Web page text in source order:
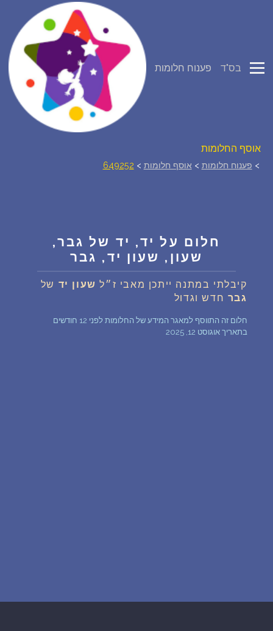
פענוח חלומות בס"ד
יומן החלומות שלך (0)
אוסף החלומות
רכישת אוצר החלומות$
שאלות נפוצות
פענוח חלום אנושי
> פענוח חלומות > אוסף חלומות >
649252
חלום על יד, יד של גבר,
שעון, שעון יד, גבר
קיבלתי במתנה ייתכן מאבי ז״ל שעון יד של
גבר חדש וגדול
חלום זה התווסף למאגר המידע של החלומות לפני 12 חודשים
בתאריך אוגוסט 12, 2025